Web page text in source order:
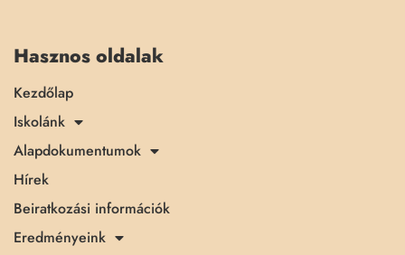
Hasznos oldalak
Kezdőlap
Iskolánk
Alapdokumentumok
Hírek
Beiratkozási információk
Eredményeink